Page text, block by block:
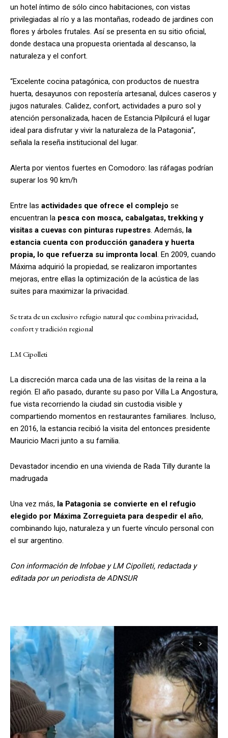
un hotel íntimo de sólo cinco habitaciones, con vistas
privilegiadas al río y a las montañas, rodeado de jardines con
flores y árboles frutales. Así se presenta en su sitio oficial,
donde destaca una propuesta orientada al descanso, la
naturaleza y el confort.
“Excelente cocina patagónica, con productos de nuestra
huerta, desayunos con repostería artesanal, dulces caseros y
jugos naturales. Calidez, confort, actividades a puro sol y
atención personalizada, hacen de Estancia Pilpilcurá el lugar
ideal para disfrutar y vivir la naturaleza de la Patagonia”,
señala la reseña institucional del lugar.
Alerta por vientos fuertes en Comodoro: las ráfagas podrían
superar los 90 km/h
Entre las actividades que ofrece el complejo se
encuentran la pesca con mosca, cabalgatas, trekking y
visitas a cuevas con pinturas rupestres. Además, la
estancia cuenta con producción ganadera y huerta
propia, lo que refuerza su impronta local. En 2009, cuando
Máxima adquirió la propiedad, se realizaron importantes
mejoras, entre ellas la optimización de la acústica de las
suites para maximizar la privacidad.
Se trata de un exclusivo refugio natural que combina privacidad,
confort y tradición regional
LM Cipolleti
La discreción marca cada una de las visitas de la reina a la
región. El año pasado, durante su paso por Villa La Angostura,
fue vista recorriendo la ciudad sin custodia visible y
compartiendo momentos en restaurantes familiares. Incluso,
en 2016, la estancia recibió la visita del entonces presidente
Mauricio Macri junto a su familia.
Devastador incendio en una vivienda de Rada Tilly durante la
madrugada
Una vez más, la Patagonia se convierte en el refugio
elegido por Máxima Zorreguieta para despedir el año,
combinando lujo, naturaleza y un fuerte vínculo personal con
el sur argentino.
Con información de Infobae y LM Cipolleti, redactada y
editada por un periodista de ADNSUR